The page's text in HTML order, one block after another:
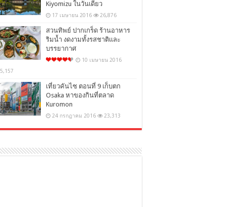
Kiyomizu ในวันเดียว
17 เมษายน 2016 26,876
สวนทิพย์ ปากเกร็ด ร้านอาหาร
ริมน้ำ งดงามทั้งรสชาติและ
บรรยากาศ
10 เมษายน 2016
เที่ยวคันไซ ตอนที่ 9 เก็บตก
Osaka หาของกินที่ตลาด
Kuromon
24 กรกฎาคม 2016 23,313